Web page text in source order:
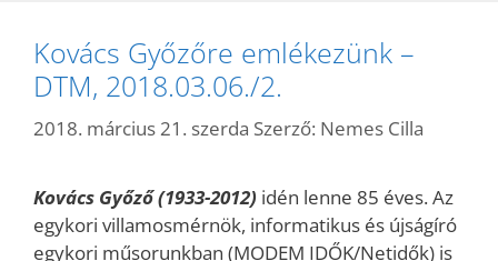
Kovács Győzőre emlékezünk –
DTM, 2018.03.06./2.
2018. március 21. szerda Szerző: Nemes Cilla
Kovács Győző (1933-2012) idén lenne 85 éves. Az
egykori villamosmérnök, informatikus és újságíró
egykori műsorunkban (MODEM IDŐK/Netidők) is